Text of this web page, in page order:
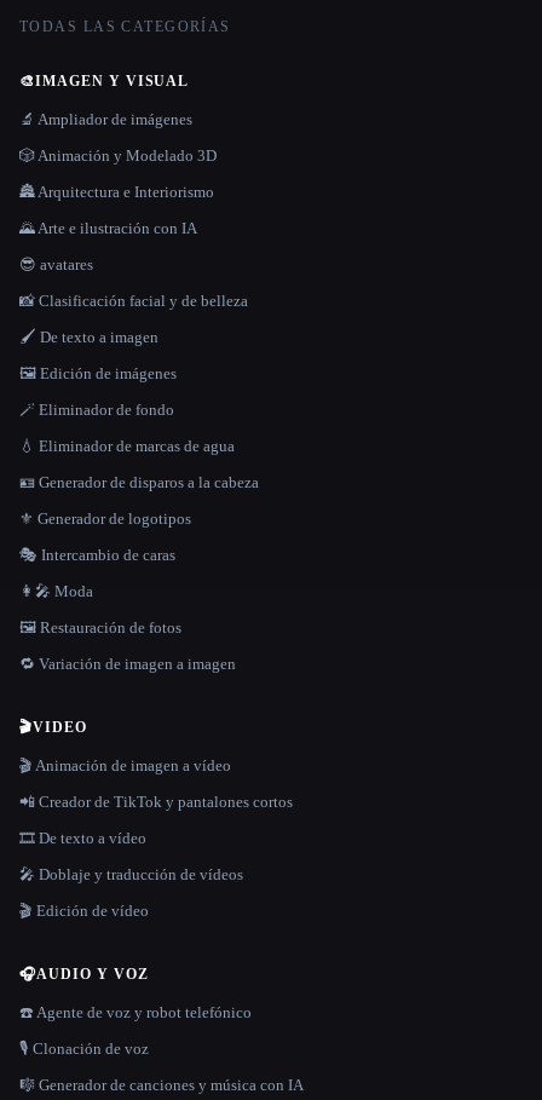
TODAS LAS CATEGORÍAS
🎨IMAGEN Y VISUAL
🔬 Ampliador de imágenes
🎲 Animación y Modelado 3D
🏯 Arquitectura e Interiorismo
🌄 Arte e ilustración con IA
😎 avatares
📸 Clasificación facial y de belleza
🖌️ De texto a imagen
🖼️ Edición de imágenes
🪄 Eliminador de fondo
💧 Eliminador de marcas de agua
🪪 Generador de disparos a la cabeza
⚜️ Generador de logotipos
🎭 Intercambio de caras
👩‍🎤 Moda
🖼️ Restauración de fotos
🔁 Variación de imagen a imagen
🎬VIDEO
🎬 Animación de imagen a vídeo
📲 Creador de TikTok y pantalones cortos
🎞️ De texto a vídeo
🎤 Doblaje y traducción de vídeos
🎬 Edición de vídeo
🎧AUDIO Y VOZ
☎️ Agente de voz y robot telefónico
🎙️ Clonación de voz
🎼 Generador de canciones y música con IA